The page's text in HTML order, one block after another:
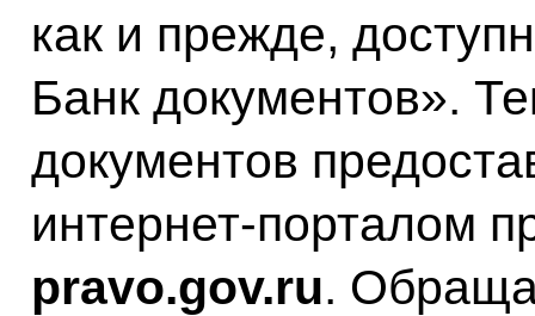
как и прежде,
Банк документов».
документов
интернет-порталом
pravo.gov.ru.